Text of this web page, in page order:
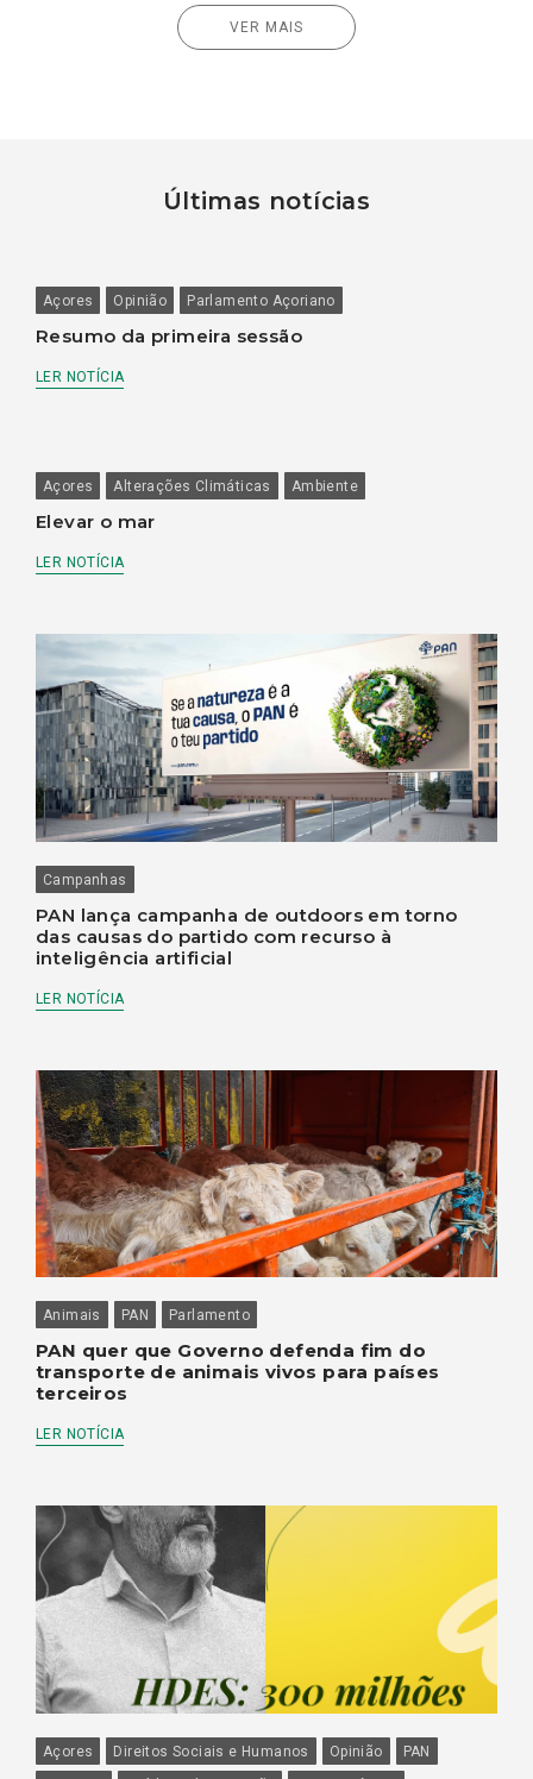
VER MAIS
Últimas notícias
Açores Opinião Parlamento Açoriano
Resumo da primeira sessão
LER NOTÍCIA
Açores Alterações Climáticas Ambiente
Elevar o mar
LER NOTÍCIA
Campanhas
PAN lança campanha de outdoors em torno
das causas do partido com recurso à
inteligência artificial
LER NOTÍCIA
Animais PAN Parlamento
PAN quer que Governo defenda fim do
transporte de animais vivos para países
terceiros
LER NOTÍCIA
Açores Direitos Sociais e Humanos Opinião
PAN